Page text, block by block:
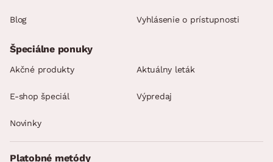
Blog Vyhlásenie o prístupnosti
Špeciálne ponuky
Akčné produkty Aktuálny leták
E-shop špeciál Výpredaj
Novinky
Platobné metódy